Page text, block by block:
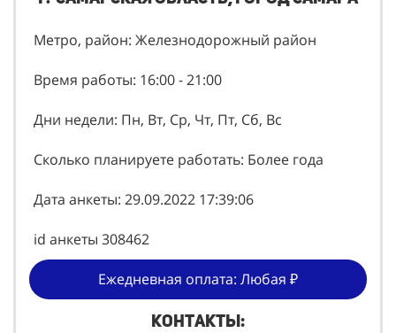
Метро, район: Железнодорожный район
Время работы: 16:00 - 21:00
Дни недели: Пн, Вт, Ср, Чт, Пт, Сб, Вс
Сколько планируете работать: Более года
Дата анкеты: 29.09.2022 17:39:06
id анкеты 308462
Ежедневная оплата: Любая ₽
Контакты: